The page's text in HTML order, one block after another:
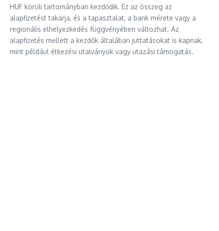
HUF körüli tartományban kezdődik. Ez az összeg az
alapfizetést takarja, és a tapasztalat, a bank mérete vagy a
regionális elhelyezkedés függvényében változhat. Az
alapfizetés mellett a kezdők általában juttatásokat is kapnak,
mint például étkezési utalványok vagy utazási támogatás.